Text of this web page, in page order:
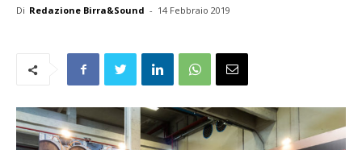
Di Redazione Birra&Sound - 14 Febbraio 2019